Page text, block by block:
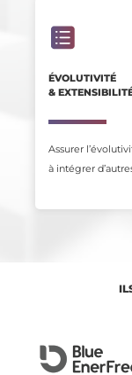
ÉVOLUTIVITÉ
&
Assurer
à intégrer